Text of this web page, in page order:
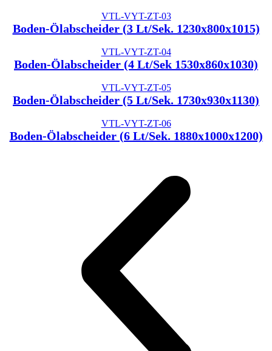
VTL-VYT-ZT-03
Boden-Ölabscheider (3 Lt/Sek. 1230x800x1015)
VTL-VYT-ZT-04
Boden-Ölabscheider (4 Lt/Sek 1530x860x1030)
VTL-VYT-ZT-05
Boden-Ölabscheider (5 Lt/Sek. 1730x930x1130)
VTL-VYT-ZT-06
Boden-Ölabscheider (6 Lt/Sek. 1880x1000x1200)